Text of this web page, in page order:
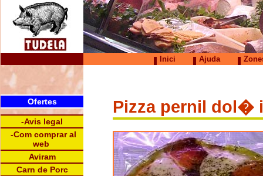
Inici Ajuda
Ofertes
-Avis legal
-Com comprar al
web
Aviram
Carn de Porc
Pizza pernil dol�